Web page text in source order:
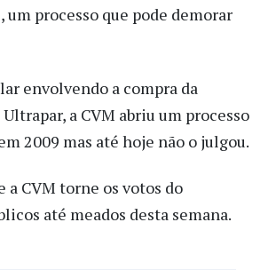
um processo que pode demorar
envolvendo a compra da
a CVM abriu um processo
2009 mas até hoje não o julgou.
a CVM torne os votos do
até meados desta semana.